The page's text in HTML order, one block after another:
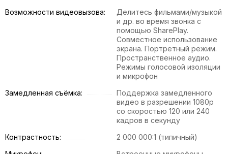
Возможности видеовызова:
Делитесь фильмами/музыкой
и др. во время звонка с
помощью SharePlay.
Совместное использование
экрана. Портретный режим.
Пространственное аудио.
Режимы голосовой изоляции
и микрофон
Замедленная съёмка:
Поддержка замедленного
видео в разрешении 1080p
со скоростью 120 или 240
кадров в секунду
Контрастность:
2 000 000:1 (типичный)